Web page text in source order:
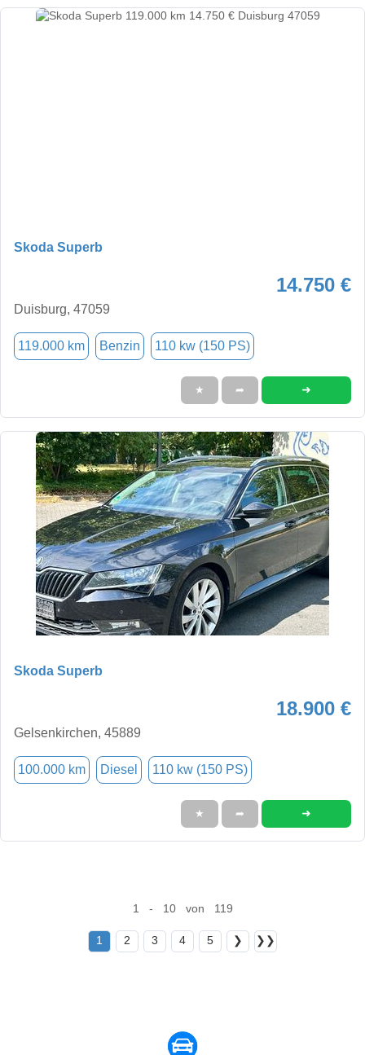
Skoda Superb
14.750 €
Duisburg, 47059
119.000 km Benzin 110 kw (150 PS)
★ ➦ ➜
Skoda Superb
18.900 €
Gelsenkirchen, 45889
100.000 km Diesel 110 kw (150 PS)
★ ➦ ➜
1 - 10 von 119
1 2 3 4 5 ❯ ❯❯